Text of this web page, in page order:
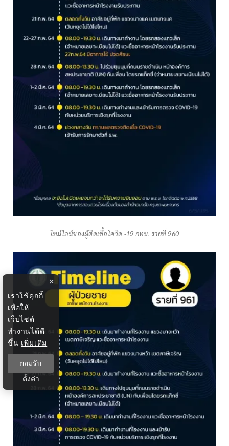
ไทม์ไลน์ของผู้ติดเชื้อโควิด -19 กทม. รายที่ 960
×
เราใช้คุกกี้
เพื่อให้
เว็บไซต์
ทำงานได้ดี
ขึ้น เพิ่มเติม
ยอมรับ
ตั้งค่า